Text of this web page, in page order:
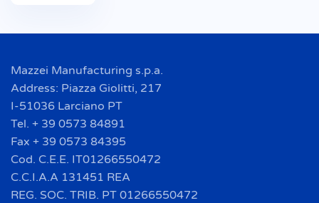
Mazzei Manufacturing s.p.a.
Address: Piazza Giolitti, 217
I-51036 Larciano PT
Tel. + 39 0573 84891
Fax + 39 0573 84395
Cod. C.E.E. IT01266550472
C.C.I.A.A 131451 REA
REG. SOC. TRIB. PT 01266550472